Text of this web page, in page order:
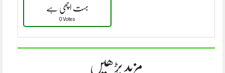
بہت اچھی ہے
0 Votes
مزید پڑھیں